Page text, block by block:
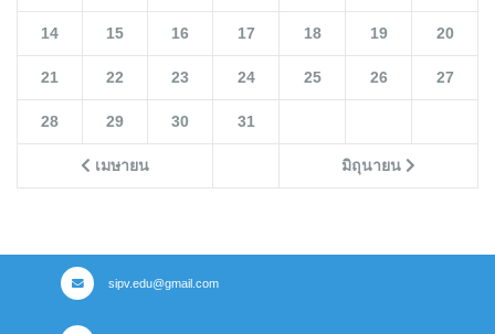
เมษายน มิถุนายน
14 15 16 17 18 19 20
21 22 23 24 25 26 27
28 29 30 31
sipv.edu@gmail.com